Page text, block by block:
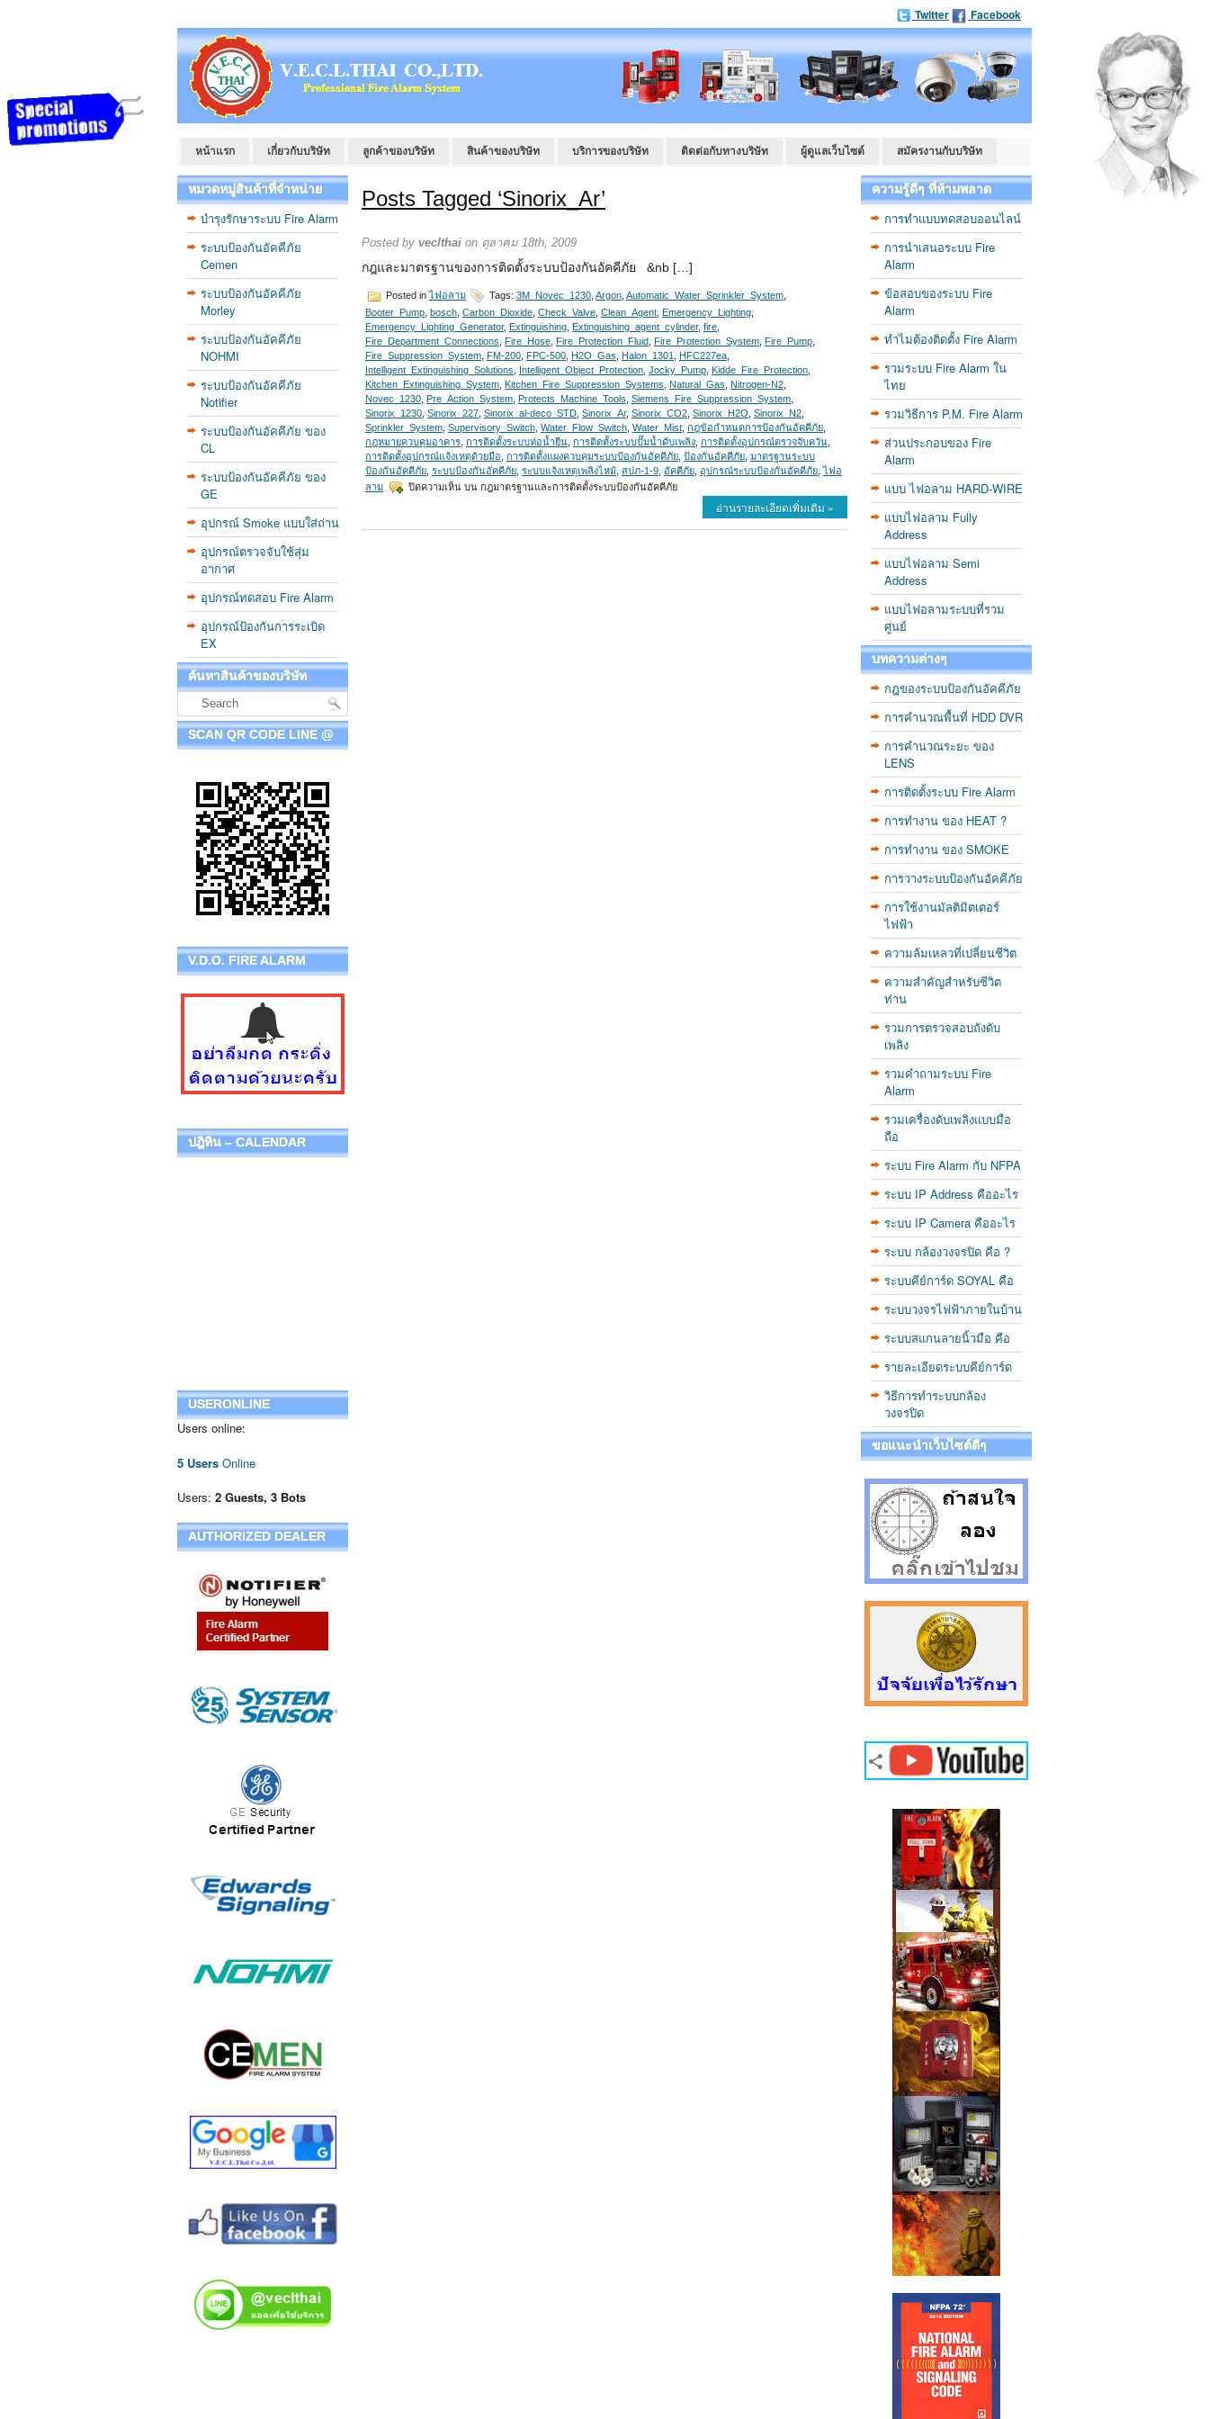
Twitter Facebook
หน้าแรก เกี่ยวกับบริษัท ลูกค้าของบริษัท สินค้าของบริษัท บริการของบริษัท ติดต่อกับทางบริษัท ผู้ดูแลเว็บไซต์ สมัครงานกับบริษัท
หมวดหมู่สินค้าที่จำหน่าย
บำรุงรักษาระบบ Fire Alarm
ระบบป้องกันอัคคีภัย
Cemen
ระบบป้องกันอัคคีภัย
Morley
ระบบป้องกันอัคคีภัย
NOHMI
ระบบป้องกันอัคคีภัย
Notifier
ระบบป้องกันอัคคีภัย ของ
CL
ระบบป้องกันอัคคีภัย ของ
GE
อุปกรณ์ Smoke แบบใส่ถ่าน
อุปกรณ์ตรวจจับใช้สุ่ม
อากาศ
อุปกรณ์ทดสอบ Fire Alarm
อุปกรณ์ป้องกันการระเบิด
EX
ค้นหาสินค้าของบริษัท
SCAN QR CODE LINE @
V.D.O. FIRE ALARM
ปฎิทิน – CALENDAR
USERONLINE
Users online:
5 Users Online
Users: 2 Guests, 3 Bots
AUTHORIZED DEALER
Posts Tagged ‘Sinorix_Ar’
Posted by veclthai on ตุลาคม 18th, 2009
กฎและมาตรฐานของการติดตั้งระบบป้องกันอัคคีภัย &nb […]
Posted inไฟอลาม Tags: 3M_Novec_1230 Argon Automatic_Water_Sprinkler_System
Booter_Pump bosch Carbon_Dioxide Check_Valve Clean_Agent Emergency_Lighting
Emergency_Lighting_Generator, Extinguishing Extinguishing_agent_cylinder, fire
Fire_Department_Connections
Fire_Hose Fire_Protection_Fluid Fire_Protection_System Fire_Pump
Fire_Suppression_System FM-200 FPC-500 H2O_Gas Halon_1301 HFC227ea
Intelligent_Extinguishing_Solutions
Intelligent_Object_Protection Jocky_Pump Kidde_Fire_Protection
Kitchen_Extinguishing_System Kitchen_Fire_Suppression_Systems Natural_Gas Nitrogen-N2
Novec_1230 Pre_Action_System Protects_Machine_Tools Siemens_Fire_Suppression_System
Sinorix_1230 Sinorix_227 Sinorix_al-deco_STD Sinorix_Ar, Sinorix_CO2 Sinorix_H2O Sinorix_N2
Sprinkler_System Supervisory_Switch Water_Flow_Switch Water_Mist กฎข้อกำหนดการป้องกันอัคคีภัย
กฎหมายควบคุมอาคาร การติดตั้งระบบท่อน้ำยืน การติดตั้งระบบปั๊มน้ำดับเพลิง การติดตั้งอุปกรณ์ตรวจจับควัน
การติดตั้งอุปกรณ์แจ้งเหตุด้วยมือ การติดตั้งแผงควบคุมระบบป้องกันอัคคีภัย ป้องกันอัคคีภัย มาตรฐานระบบ
ป้องกันอัคคีภัย ระบบป้องกันอัคคีภัย ระบบแจ้งเหตุเพลิงไหม้ สปภ-1-9 อัคคีภัย อุปกรณ์ระบบป้องกันอัคคีภัย ,ไฟอ
ลาม
ปิดความเห็น บน กฎมาตรฐานและการติดตั้งระบบป้องกันอัคคีภัย
อ่านรายละเอียดเพิ่มเติม »
ความรู้ดีๆ ที่ห้ามพลาด
การทำแบบทดสอบออนไลน์
การนำเสนอระบบ Fire
Alarm
ข้อสอบของระบบ Fire
Alarm
ทำไมต้องติดตั้ง Fire Alarm
รวมระบบ Fire Alarm ใน
ไทย
รวมวิธีการ P.M. Fire Alarm
ส่วนประกอบของ Fire
Alarm
แบบ ไฟอลาม HARD-WIRE
แบบไฟอลาม Fully
Address
แบบไฟอลาม Semi
Address
แบบไฟอลามระบบที่รวม
ศูนย์
บทความต่างๆ
กฎของระบบป้องกันอัคคีภัย
การคำนวณพื้นที่ HDD DVR
การคำนวณระยะ ของ
LENS
การติดตั้งระบบ Fire Alarm
การทำงาน ของ HEAT ?
การทำงาน ของ SMOKE
การวางระบบป้องกันอัคคีภัย
การใช้งานมัลติมิตเตอร์
ไฟฟ้า
ความล้มเหลวที่เปลี่ยนชีวิต
ความสำคัญสำหรับชีวิต
ท่าน
รวมการตรวจสอบถังดับ
เพลิง
รวมคำถามระบบ Fire
Alarm
รวมเครื่องดับเพลิงแบบมือ
ถือ
ระบบ Fire Alarm กับ NFPA
ระบบ IP Address คืออะไร
ระบบ IP Camera คืออะไร
ระบบ กล้องวงจรปิด คือ ?
ระบบคีย์การ์ด SOYAL คือ
ระบบวงจรไฟฟ้าภายในบ้าน
ระบบสแกนลายนิ้วมือ คือ
รายละเอียดระบบคีย์การ์ด
วิธีการทำระบบกล้อง
วงจรปิด
ขอแนะนำเว็บไซต์ดีๆ